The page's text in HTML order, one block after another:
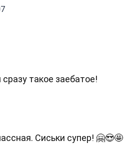
такое заебатое!
Сиськи супер! 🤗😍🤩